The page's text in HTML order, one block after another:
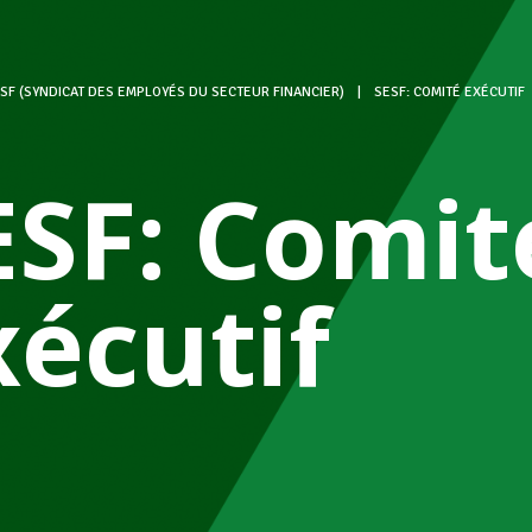
(SYNDICAT DES EMPLOYÉS DU SECTEUR FINANCIER) SESF: COMITÉ EXÉCUTIF